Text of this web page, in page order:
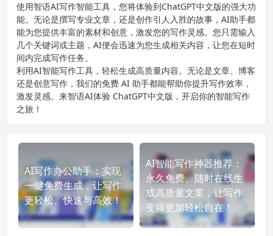
使用智语AI写作智能工具，您将体验到ChatGPT中文版的强大功
能。无论是撰写专业文章，还是创作引人入胜的故事，AI助手都
能为您提供丰富的素材和创意，激发您的写作灵感。您只需输入
几个关键词或主题，AI便会迅速为您生成相关内容，让您在短时
间内完成写作任务。
利用AI智能写作工具，轻松生成高质量内容。无论是文章、博客
还是创意写作，我们的免费 AI 助手都能帮助你提升写作效率，
激发灵感。来智语AI体验 ChatGPT中文版 ，开启你的智能写作
之旅！
AI写作办公助手：实现
一键免费生成，让写作
更轻松、快速与高效！
AI智能写作神器推荐：
永久免费、随时在线生
成高质量文案，让写作
变得更加轻松自在！